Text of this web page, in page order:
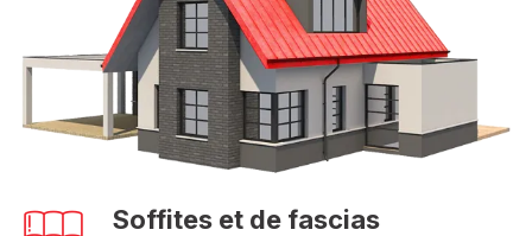
Soffites et de fascias